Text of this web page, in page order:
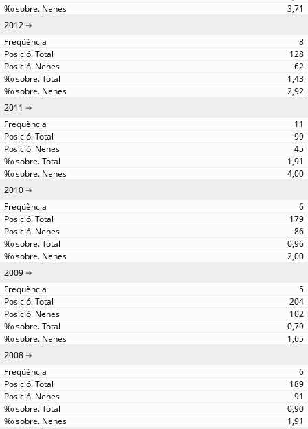
3,71
2012
8
128
62
1,43
2,92
2011
11
99
45
1,91
4,00
2010
6
179
86
0,96
2,00
2009
5
204
102
0,79
1,65
2008
6
189
91
0,90
1,91